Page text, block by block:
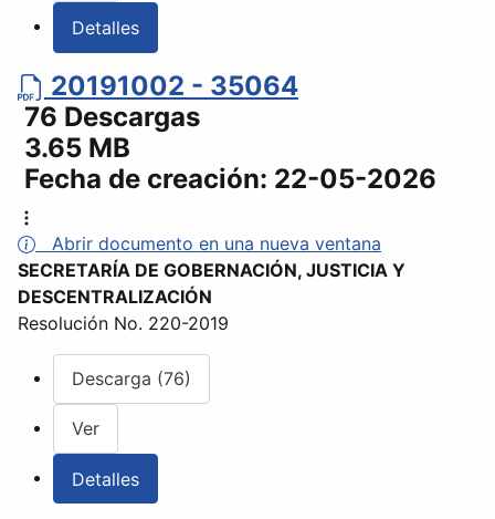
Detalles
20191002 - 35064
76 Descargas
3.65 MB
Fecha de creación: 22-05-2026
Abrir documento en una nueva ventana
SECRETARÍA DE GOBERNACIÓN, JUSTICIA Y
DESCENTRALIZACIÓN
Resolución No. 220-2019
Descarga (76)
Ver
Detalles